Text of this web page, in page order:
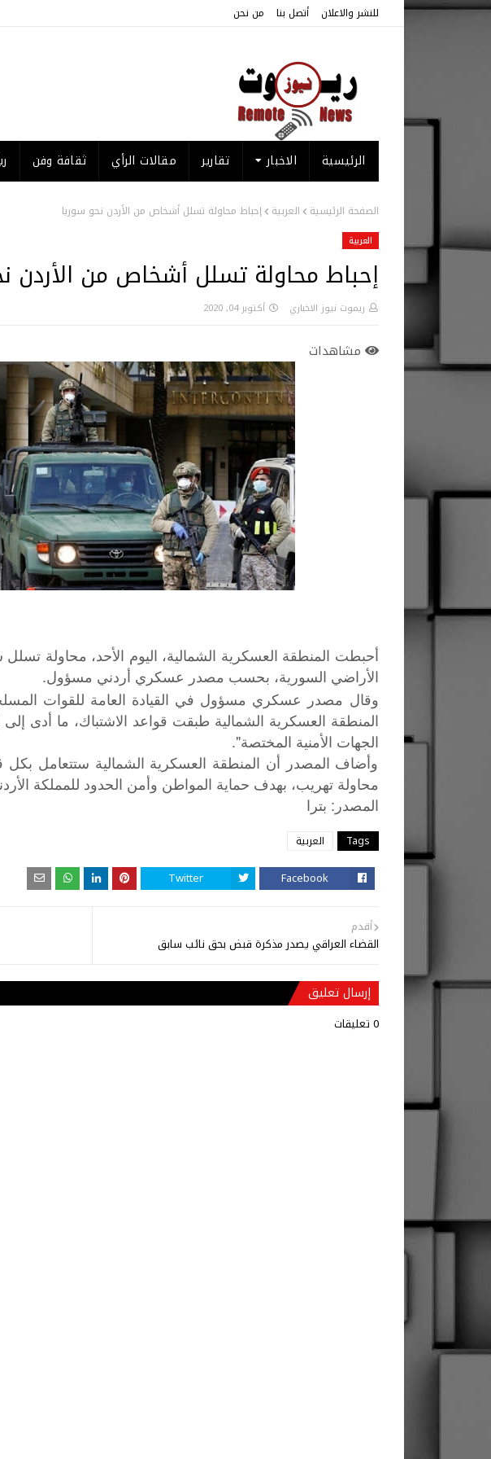
للنشر والاعلان أتصل بنا من نحن
الرئيسية الاخبار تقارير مقالات الرأي ثقافة وفن
الصفحة الرئيسية العربية إحباط محاولة تسلل أشخاص من الأردن نحو سوريا
العربية
إحباط محاولة تسلل أشخاص من الأردن
ريموت نيوز الاخباري أكتوبر 04, 2020
مشاهدات
أحبطت المنطقة العسكرية الشمالية، اليوم الأحد، محاولة
الأراضي السورية، بحسب مصدر عسكري أردني مسؤول.
وقال مصدر عسكري مسؤول في القيادة العامة للقوات
المنطقة العسكرية الشمالية طبقت قواعد الاشتباك، ما أدى إلى
الجهات الأمنية المختصة".
وأضاف المصدر أن المنطقة العسكرية الشمالية ستتعامل
محاولة تهريب، بهدف حماية المواطن وأمن الحدود للمملكة
المصدر : بترا
Tags العربية
Facebook
Twitter
أقدم
القضاء العراقي يصدر مذكرة قبض بحق نائب سابق
إرسال تعليق
0 تعليقات